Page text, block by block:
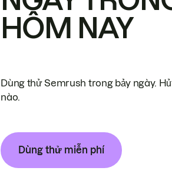
HÔM NAY
Dùng thử Semrush trong bảy ngày.
nào.
Dùng thử miễn phí